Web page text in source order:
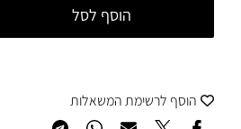
הוסף לסל
הוסף לרשימת המשאלות